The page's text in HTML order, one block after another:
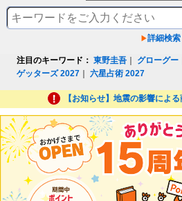
詳細検索
注目のキーワード： 東野圭吾 グローグー
ゲッターズ 2027 ｜六星占術 2027
【お知らせ】地震の影響によ